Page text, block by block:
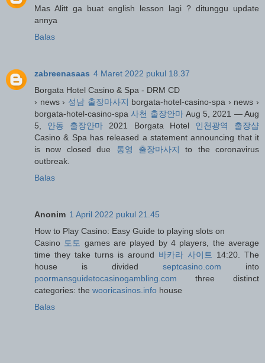
Mas Alitt ga buat english lesson lagi ? ditunggu update
annya
Balas
zabreenasaas 4 Maret 2022 pukul 18.37
Borgata Hotel Casino & Spa - DRM CD
› news › 성남 출장마사지 borgata-hotel-casino-spa › news ›
borgata-hotel-casino-spa사천 출장안마Aug 5, 2021 — Aug
5, 안동 출장안마 2021 Borgata Hotel 인천광역 출장샵
Casino & Spa has released a statement announcing that it
is now closed due 통영 출장마사지
to the coronavirus
outbreak.
Balas
Anonim 1 April 2022 pukul 21.45
How to Play Casino: Easy Guide to playing slots on
Casino 토토 games are played by 4 players, the average
time they take turns is around 바카라 사이트 14:20. The
house is divided septcasino.com into
poormansguidetocasinogambling.com three distinct
categories: the wooricasinos.info house
Balas